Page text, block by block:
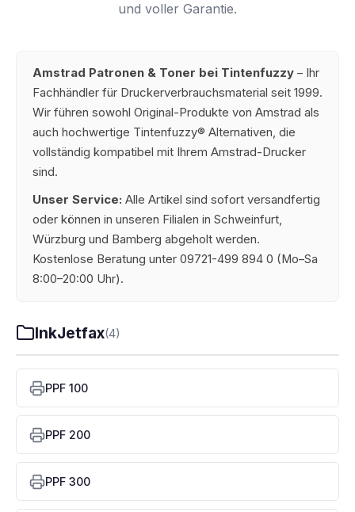
und voller Garantie.
Amstrad Patronen & Toner bei Tintenfuzzy – Ihr
Fachhändler für Druckerverbrauchsmaterial seit 1999.
Wir führen sowohl Original-Produkte von Amstrad als
auch hochwertige Tintenfuzzy® Alternativen, die
vollständig kompatibel mit Ihrem Amstrad-Drucker
sind.
Unser Service: Alle Artikel sind sofort versandfertig
oder können in unseren Filialen in Schweinfurt,
Würzburg und Bamberg abgeholt werden.
Kostenlose Beratung unter 09721-499 894 0 (Mo–Sa
8:00–20:00 Uhr).
InkJetfax(4)
PPF 100
PPF 200
PPF 300